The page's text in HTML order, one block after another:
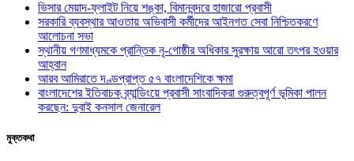
ভিসার মেয়াদ-ফ্লাইট নিয়ে শঙ্কা, বিমানবন্দরে হাজারো প্রবাসী
সরকারি ব্যবস্থার আওতায় অভিবাসী কর্মীদের আইনগত সেবা নিশ্চিতকরণে
আলোচনা সভা
স্থানীয় গণমাধ্যমকে প্রান্তিক নৃ-গোষ্ঠীর অধিকার সুরক্ষায় আরো তৎপর হওয়ার
আহ্বান
আরব আমিরাতে দণ্ডপ্রাপ্ত ৫৭ বাংলাদেশিকে ক্ষমা
বাংলাদেশের ইতিবাচক ব্র্যান্ডিংয়ে প্রবাসী সাংবাদিকরা গুরুত্বপূর্ণ ভূমিকা পালন
করছেন: দুবাই কনসাল জেনারেল
মুক্তকথা